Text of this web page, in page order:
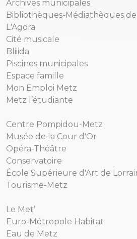
Archives municipales
Bibliothèques-Médiathèques
L'Agora
Cité musicale
Bliiida
Piscines municipales
Espace famille
Mon Emploi Metz
Metz l’étudiante
Centre Pompidou-Metz
Musée de la Cour d'Or
Opéra-Théâtre
Conservatoire
École Supérieure d'Art de
Tourisme-Metz
Le Met’
Euro-Métropole Habitat
Eau de Metz